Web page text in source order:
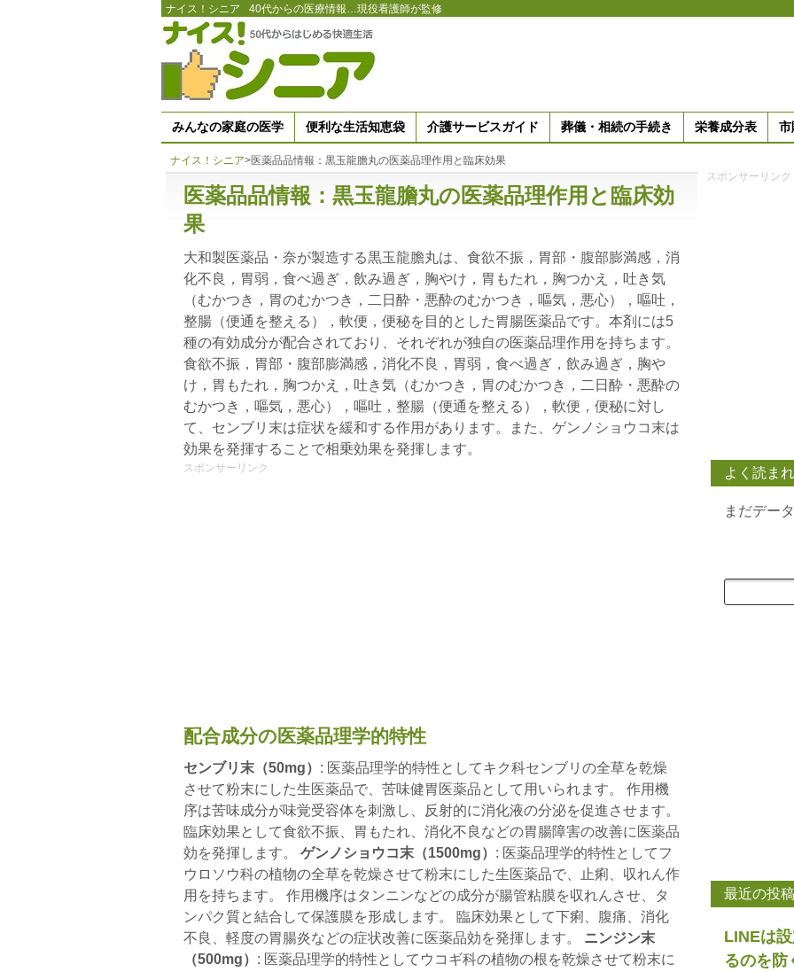
ナイス！シニア 40代からの医療情報…現役看護師が監修
みんなの家庭の医学 便利な生活知恵袋 介護サービスガイド 葬儀・相続の手続き 栄養成分表 市
ナイス！シニア>医薬品品情報：黒玉龍膽丸の医薬品理作用と臨床効果
医薬品品情報：黒玉龍膽丸の医薬品理作用と臨床効
果
大和製医薬品・奈が製造する黒玉龍膽丸は、食欲不振，胃部・腹部膨満感，消
化不良，胃弱，食べ過ぎ，飲み過ぎ，胸やけ，胃もたれ，胸つかえ，吐き気
（むかつき，胃のむかつき，二日酔・悪酔のむかつき，嘔気，悪心），嘔吐，
整腸（便通を整える），軟便，便秘を目的とした胃腸医薬品です。本剤には5
種の有効成分が配合されており、それぞれが独自の医薬品理作用を持ちます。
食欲不振，胃部・腹部膨満感，消化不良，胃弱，食べ過ぎ，飲み過ぎ，胸や
け，胃もたれ，胸つかえ，吐き気（むかつき，胃のむかつき，二日酔・悪酔の
むかつき，嘔気，悪心），嘔吐，整腸（便通を整える），軟便，便秘に対し
て、センブリ末は症状を緩和する作用があります。また、ゲンノショウコ末は
効果を発揮することで相乗効果を発揮します。
スポンサーリンク
配合成分の医薬品理学的特性
センブリ末（50mg） : 医薬品理学的特性としてキク科センブリの全草を乾燥
させて粉末にした生医薬品で、苦味健胃医薬品として用いられます。 作用機
序は苦味成分が味覚受容体を刺激し、反射的に消化液の分泌を促進させます。
臨床効果として食欲不振、胃もたれ、消化不良などの胃腸障害の改善に医薬品
効を発揮します。 ゲンノショウコ末（1500mg） : 医薬品理学的特性としてフ
ウロソウ科の植物の全草を乾燥させて粉末にした生医薬品で、止痢、収れん作
用を持ちます。 作用機序はタンニンなどの成分が腸管粘膜を収れんさせ、タ
ンパク質と結合して保護膜を形成します。 臨床効果として下痢、腹痛、消化
不良、軽度の胃腸炎などの症状改善に医薬品効を発揮します。 ニンジン末
（500mg） : 医薬品理学的特性としてウコギ科の植物の根を乾燥させて粉末に
スポンサーリンク
よく読ま
まだデー
最近の投稿
LINEは
るのを防